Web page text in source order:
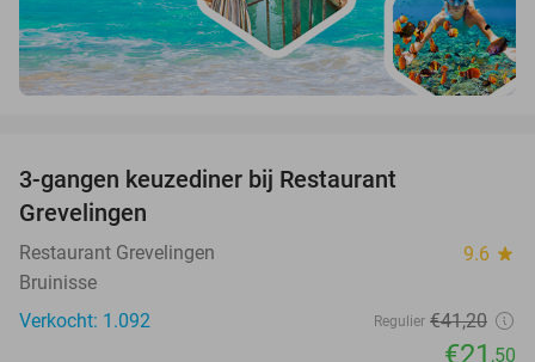
3-gangen keuzediner bij Restaurant
Grevelingen
Restaurant Grevelingen 9.6 star
Bruinisse
Verkocht: 1.092
Regulier €41,20
€21 ,50